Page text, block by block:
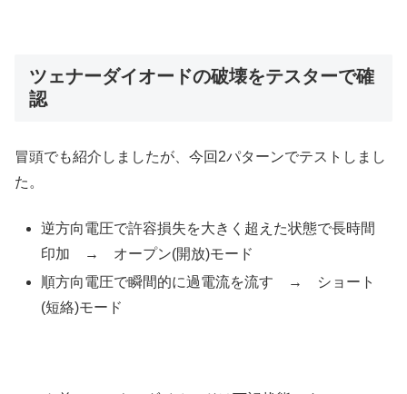
ツェナーダイオードの破壊をテスターで確
認
冒頭でも紹介しましたが、今回2パターンでテストしまし
た。
逆方向電圧で許容損失を大きく超えた状態で長時間
印加 → オープン(開放)モード
順方向電圧で瞬間的に過電流を流す → ショート
(短絡)モード